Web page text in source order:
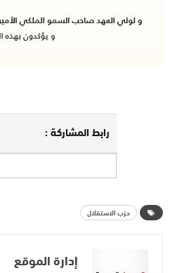
رابط المشاركة :
حزب الاستقلال
إدارة الموقع